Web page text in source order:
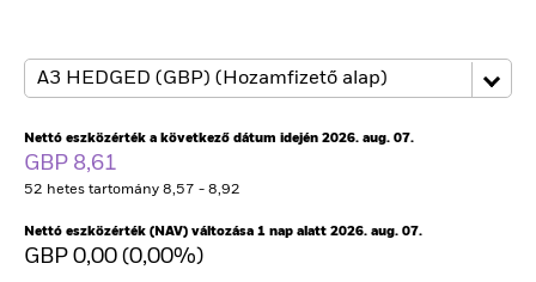
Nettó eszközérték a következő dátum idején 2026. aug. 07.
GBP 8,61
52 hetes tartomány 8,57 - 8,92
Nettó eszközérték (NAV) változása 1 nap alatt 2026. aug. 07.
GBP 0,00 (0,00%)